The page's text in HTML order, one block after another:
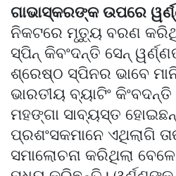
ଗାଭାସ୍କରଙ୍କ ଉପରେ
ନିକଟରେ ମୃତ୍ୟୁ ବରଣ
ସ୍ପିନ୍ କିବଂଦନ୍ତି ସେନ୍
ଶ୍ରେଷ୍ଠ ସ୍ପିନର ଭାବେ
ଭାରତୀୟ ବ୍ୟାଟିଂ
ମହଙ୍ଗା ସାବ୍ୟସ୍ତ
ପ୍ରଶଂସକମାନେ ଏଥିଲାଗି
ସମାଲୋଚନା କରିଥିଲା